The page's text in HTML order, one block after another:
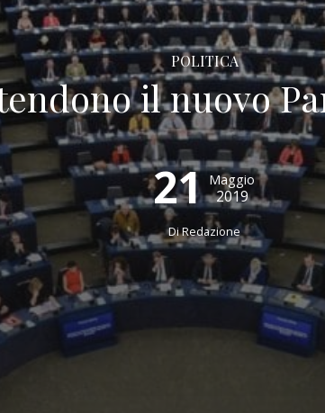
POLITICA
il nuovo
21 Maggio
2019
DiRedazione